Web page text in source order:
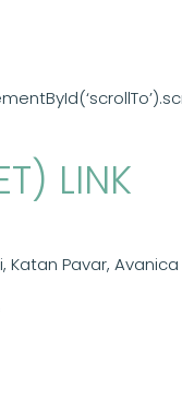
LINK
Katan Pavar, Avanica